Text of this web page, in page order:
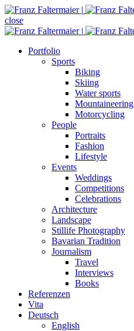
close
Portfolio
Sports
Biking
Skiing
Water sports
Mountaineering
Motorcycling
People
Portraits
Fashion
Lifestyle
Events
Weddings
Competitions
Celebrations
Architecture
Landscape
Stillife Photography
Bavarian Tradition
Journalism
Travel
Interviews
Books
Referenzen
Vita
Deutsch
English